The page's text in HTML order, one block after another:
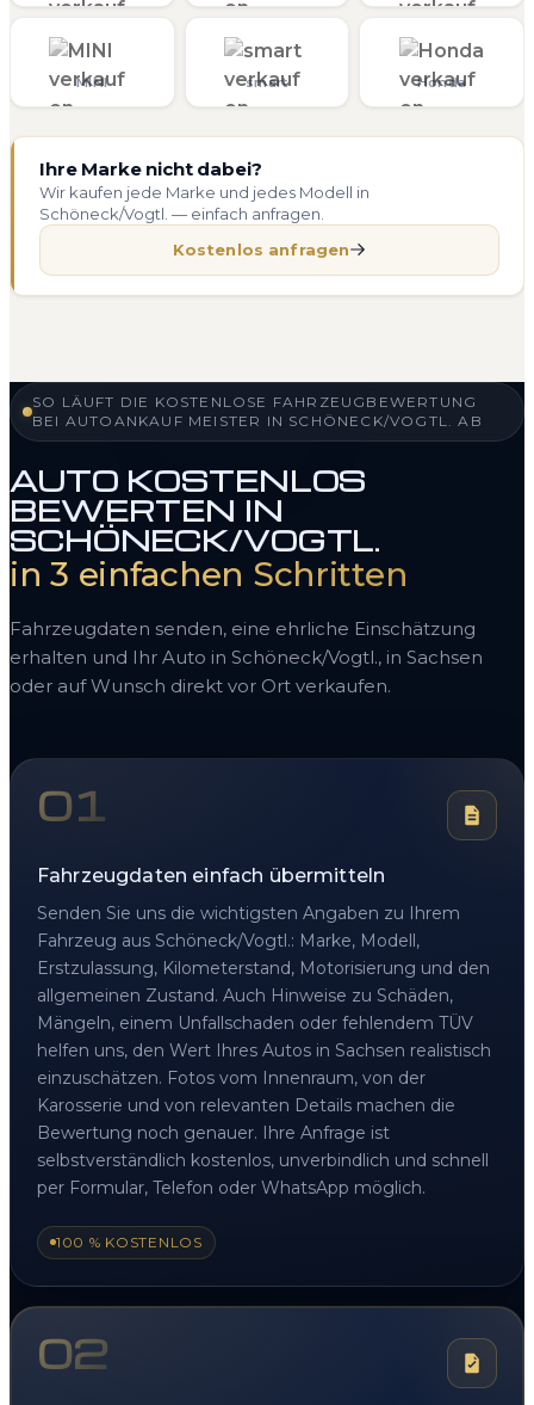
MINI smart Honda
Ihre Marke nicht dabei?
Wir kaufen jede Marke und jedes Modell in
Schöneck/Vogtl. — einfach anfragen.
Kostenlos anfragen
SO LÄUFT DIE KOSTENLOSE FAHRZEUGBEWERTUNG
BEI AUTOANKAUF MEISTER IN SCHÖNECK/VOGTL. AB
AUTO KOSTENLOS
BEWERTEN IN
SCHÖNECK/VOGTL.
in 3 einfachen Schritten
Fahrzeugdaten senden, eine ehrliche Einschätzung
erhalten und Ihr Auto in Schöneck/Vogtl., in Sachsen
oder auf Wunsch direkt vor Ort verkaufen.
01
Fahrzeugdaten einfach übermitteln
Senden Sie uns die wichtigsten Angaben zu Ihrem
Fahrzeug aus Schöneck/Vogtl.: Marke, Modell,
Erstzulassung, Kilometerstand, Motorisierung und den
allgemeinen Zustand. Auch Hinweise zu Schäden,
Mängeln, einem Unfallschaden oder fehlendem TÜV
helfen uns, den Wert Ihres Autos in Sachsen realistisch
einzuschätzen. Fotos vom Innenraum, von der
Karosserie und von relevanten Details machen die
Bewertung noch genauer. Ihre Anfrage ist
selbstverständlich kostenlos, unverbindlich und schnell
per Formular, Telefon oder WhatsApp möglich.
100 % KOSTENLOS
02